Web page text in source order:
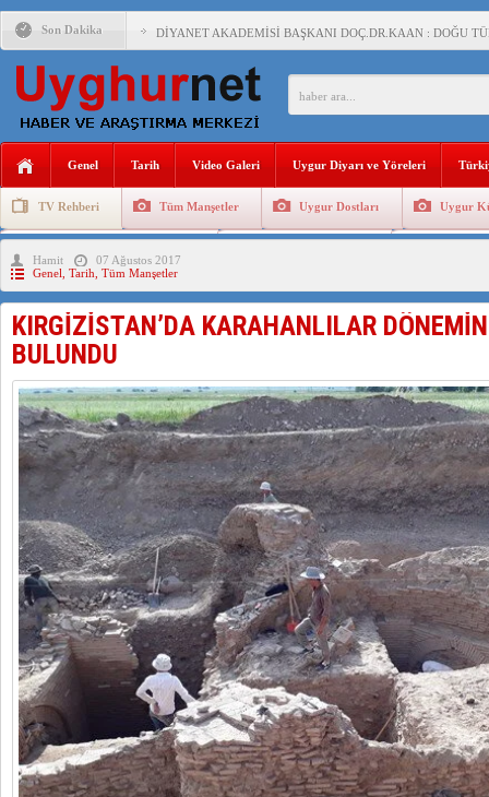
Son Dakika DİYANET AKADEMİSİ BAŞKANI DOÇ.DR.KAAN : DOĞU
150 YILDIR KAYNAYAN YARAMIZ : ÇİN İŞGALİNDEKİ
MHP’DEN URUMÇİ KATLİAMI MESAJİ : 05.07.2009
ÇİN’İN ANKARA BÜYÜKELÇİSİ JİANG’İN TRABZON
SAADET PARTİSİ İLÇE BAŞKANI : TEMMUZ AYI,DOĞU
İŞGALCİ ÇİN,DOĞU TÜRKİSTAN’DA EN AZ 143 BİN
Genel Tarih Video Galeri Uygur Diyarı ve Yöreleri
TV Rehberi Tüm Manşetler Uygur Dostları Uygur
Uygurlarda Düğün ve Cenaze
Hamit
07 Ağustos 2017
Genel Tarih Tüm Manşetler
KIRGİZİSTAN’DA KARAHANLILAR
BULUNDU